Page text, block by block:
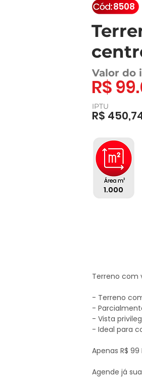
8508
R$
Valor do
R$
IPTU
1.000
Terreno com
- Terreno
-
- Vista
- Ideal para
Apenas R$ 99
Agende já